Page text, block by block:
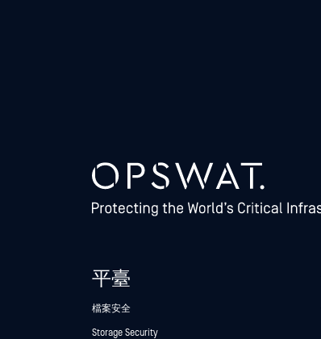
平臺
檔案安全
Storage Security